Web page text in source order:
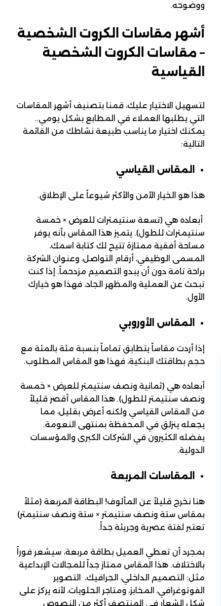
ووضوحه.
أشهر مقاسات الكروت الشخصية
– مقاسات الكروت الشخصية
القياسية
لتسهيل الاختيار عليك، قمنا بتصنيف أشهر المقاسات
التي يطلبها العملاء في المطابع بشكل يومي..
يمكنك اختيار ما يناسب طبيعة نشاطك من القائمة
التالية:
المقاس القياسي
هذا هو الخيار الآمن والأكثر شيوعاً على الإطلاق.
أبعاده هي (تسعة سنتيمترات للعرض × خمسة
سنتيمترات للطول). يتميز هذا المقاس بأنه يوفر
مساحة أفقية ممتازة تتيح لك كتابة اسمك،
المسمى الوظيفي، أرقام التواصل، وعنوان الشركة
براحة تامة دون أن يبدو التصميم مزدحماً. إذا كنت
تبحث عن العملية والمظهر الجاد، فهذا هو خيارك
الأول.
المقاس الأوروبي
إذا أردت مقاساً يتطابق تماماً بنسبة مئة بالمئة مع
حجم بطاقتك البنكية، فهذا هو المقاس المطلوب.
أبعاده هي (ثمانية ونصف سنتيمتر للعرض × خمسة
ونصف سنتيمتر للطول). هذا المقاس أقصر قليلاً
من المقاس القياسي ولكنه أعرض بقليل، مما
يجعله ينزلق في المحفظة بمنتهى النعومة.
يفضله الكثيرون في الشركات الكبرى والمؤسسات
الدولية.
المقاسات المربعة
هنا نخرج قليلاً عن المألوف! البطاقة المربعة (مثلاً
بمقاس ستة ونصف سنتيمتر × ستة ونصف سنتيمتر)
تعتبر لفتة عصرية وجريئة جداً.
بمجرد أن تعطي العميل بطاقة مربعة، سيشعر فوراً
بالاختلاف. هذا المقاس ممتاز جداً للمجالات الإبداعية
مثل: التصميم الداخلي، الجرافيك، التصوير
الفوتوغرافي، المخابز، ومتاجر الحلويات، لأنه يركز على
شكل الشعار في المنتصف أكثر من النصوص